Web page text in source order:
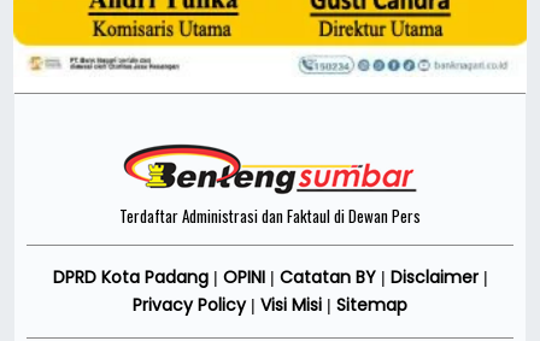
Terdaftar Administrasi dan Faktaul di Dewan Pers
DPRD Kota Padang| OPINI| Catatan BY| Disclaimer|
Privacy Policy| Visi Misi | Sitemap